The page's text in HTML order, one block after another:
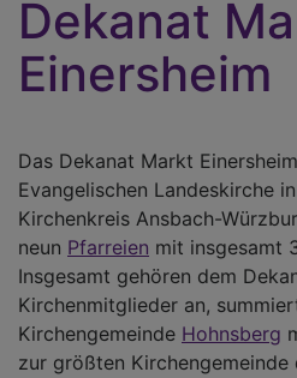
Dekanat
Einersheim
Das Dekanat Markt
Evangelischen Landeskirche
Kirchenkreis Ansbach-
neun Pfarreien mit insgesamt
Insgesamt gehören dem
Kirchenmitglieder an,
Kirchengemeinde Hohnsberg
zur größten Kirchengemeinde